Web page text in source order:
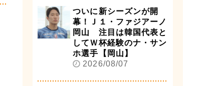
ついに新シーズンが開
幕！Ｊ１・ファジアーノ
岡山 注目は韓国代表と
してＷ杯経験のナ・サン
ホ選手【岡山】
2026/08/07